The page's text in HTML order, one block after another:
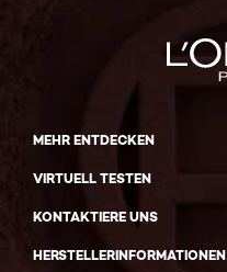
MEHR ENTDECKEN
VIRTUELL TESTEN
KONTAKTIERE UNS
HERSTELLERINFORMATIONEN